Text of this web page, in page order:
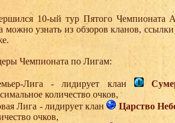
10-ый тур Пятого Чемпионата
можно узнать из обзоров кланов,
Чемпионата по Лигам:
Лига - лидирует клан
количество очков,
Лига - лидирует клан
Царство
очков,